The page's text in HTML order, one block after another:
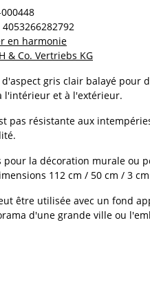
000448
4053266282792
en harmonie
& Co. Vertriebs KG
gris clair balayé pour
l'intérieur et à l'extérieur.
pas résistante aux
pour la décoration murale ou
112 cm / 50 cm / 3
être utilisée avec un fond
d'une grande ville ou